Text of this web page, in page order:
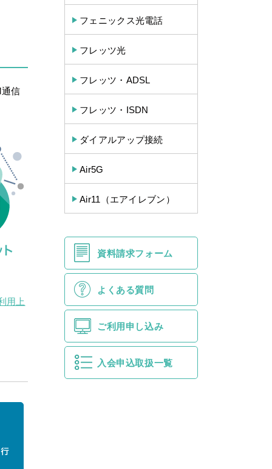
信
用上
フェニックス光電話
フレッツ光
フレッツ・ADSL
フレッツ・ISDN
ダイアルアップ接続
Air5G
Air11（エアイレブン）
資料請求フォーム
よくある質問
ご利用申し込み
入会申込取扱一覧